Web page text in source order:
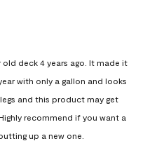
deck 4 years ago. It made it
with only a gallon and looks
and this product may get
recommend if you want a
up a new one.